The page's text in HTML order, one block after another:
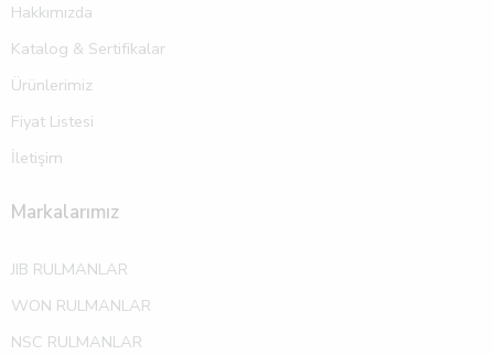
Hakkımızda
Katalog & Sertifikalar
Ürünlerimiz
Fiyat Listesi
İletişim
Markalarımız
JIB RULMANLAR
WON RULMANLAR
NSC RULMANLAR